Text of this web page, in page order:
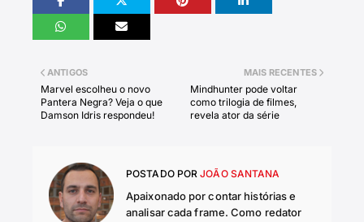
MAIS RECENTES
Mindhunter pode voltar
como trilogia de filmes,
revela ator da série
ANTIGOS
Marvel escolheu o novo
Pantera Negra? Veja o que
Damson Idris respondeu!
POSTADO POR JOÃO SANTANA
Apaixonado por contar histórias e
analisar cada frame. Como redator